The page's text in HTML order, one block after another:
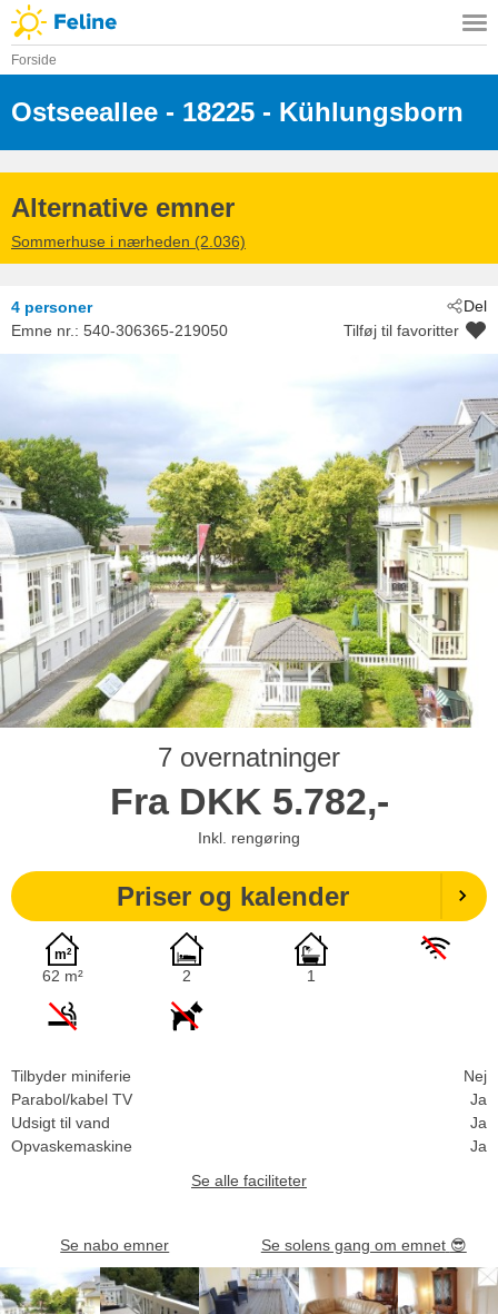
Forside
Ostseeallee - 18225 - Kühlungsborn
Alternative emner
Sommerhuse i nærheden (2.036)
Del
4 personer
Emne nr.: 540-306365-219050 Tilføj til favoritter
7 overnatninger
Fra DKK 5.782,-
Inkl. rengøring
Priser og kalender
62 m² 2 1
Tilbyder miniferie
Nej
Parabol/kabel TV
Ja
Udsigt til vand
Ja
Opvaskemaskine
Ja
Se alle faciliteter
Se nabo emner Se solens gang om emnet 😎